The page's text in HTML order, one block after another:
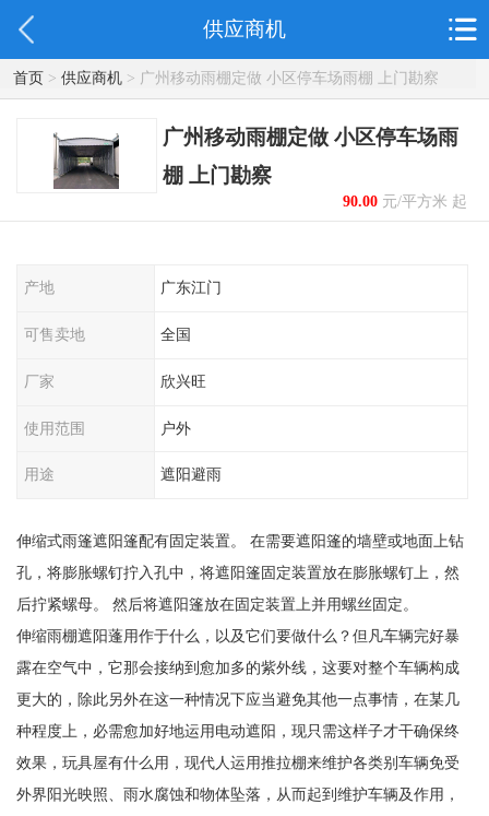
供应商机
首页> 供应商机> 广州移动雨棚定做 小区停车场雨棚 上门勘察
广州移动雨棚定做 小区停车场雨
棚 上门勘察
90.00元/平方米 起
产地 广东江门
可售卖地 全国
厂家 欣兴旺
使用范围 户外
用途 遮阳避雨
伸缩式雨篷遮阳篷配有固定装置。 在需要遮阳篷的墙壁或地面上钻
孔，将膨胀螺钉拧入孔中，将遮阳篷固定装置放在膨胀螺钉上，然
后拧紧螺母。 然后将遮阳篷放在固定装置上并用螺丝固定。
伸缩雨棚遮阳蓬用作于什么，以及它们要做什么？但凡车辆完好暴
露在空气中，它那会接纳到愈加多的紫外线，这要对整个车辆构成
更大的，除此另外在这一种情况下应当避免其他一点事情，在某几
种程度上，必需愈加好地运用电动遮阳，现只需这样子才干确保终
效果，玩具屋有什么用，现代人运用推拉棚来维护各类别车辆免受
外界阳光映照、雨水腐蚀和物体坠落，从而起到维护车辆及作用，